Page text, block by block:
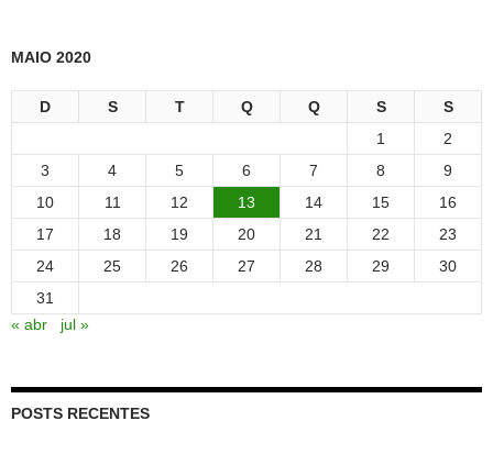
MAIO 2020
D S T Q Q S
S
1
2
3
4 5 6 7 8
9
10
11 12 13 14 15
16
17
18 19 20 21 22
23
24
25 26 27 28 29
30
31
« abr
jul »
POSTS RECENTES